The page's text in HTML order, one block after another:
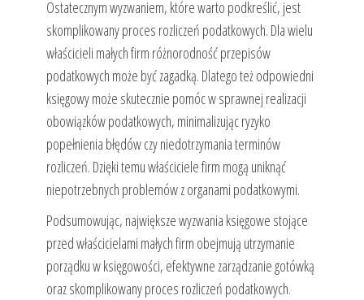
Ostatecznym wyzwaniem, które warto podkreślić, jest
skomplikowany proces rozliczeń podatkowych. Dla wielu
właścicieli małych firm różnorodność przepisów
podatkowych może być zagadką. Dlatego też odpowiedni
księgowy może skutecznie pomóc w sprawnej realizacji
obowiązków podatkowych, minimalizując ryzyko
popełnienia błędów czy niedotrzymania terminów
rozliczeń. Dzięki temu właściciele firm mogą uniknąć
niepotrzebnych problemów z organami podatkowymi.
Podsumowując, największe wyzwania księgowe stojące
przed właścicielami małych firm obejmują utrzymanie
porządku w księgowości, efektywne zarządzanie gotówką
oraz skomplikowany proces rozliczeń podatkowych.